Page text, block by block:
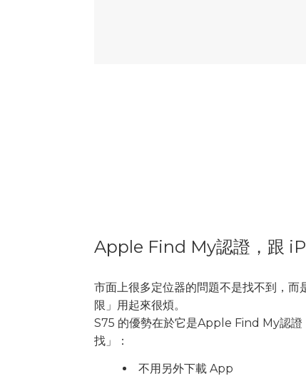
Apple Find My認證，跟
市面上很多定位器的問題不是找不到，
限」用起來很煩。
S75 的優勢在於它是Apple Find My認證
找」：
不用另外下載 App